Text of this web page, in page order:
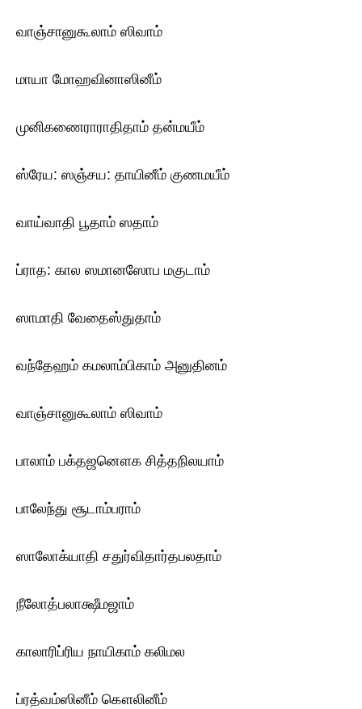
வாஞ்சானுகூலாம் ஸிவாம்
மாயா மோஹவினாஸினீம்
முனிகணைராராதிதாம் தன்மயீம்
ஸ்ரேய: ஸஞ்சய: தாயினீம் குணமயீம்
வாய்வாதி பூதாம் ஸதாம்
ப்ராத: கால ஸமானஸோப மகுடாம்
ஸாமாதி வேதைஸ்துதாம்
வந்தேஹம் கமலாம்பிகாம் அனுதினம்
வாஞ்சானுகூலாம் ஸிவாம்
பாலாம் பக்தஜனௌக சித்தநிலயாம்
பாலேந்து சூடாம்பராம்
ஸாலோக்யாதி சதுர்விதார்தபலதாம்
நீலோத்பலாக்ஷீமஜாம்
காலாரிப்ரிய நாயிகாம் கலிமல
ப்ரத்வம்ஸினீம் கௌலினீம்